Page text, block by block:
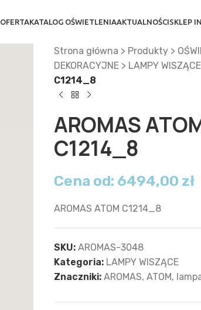
OFERTAKATALOG OŚWIETLENIAAKTUALNOŚCISKLEP
Strona główna > Produkty>
DEKORACYJNE> LAMPY WISZĄCE
C1214_8
AROMAS
C1214_8
Cena od: 6494,00 zł
AROMAS ATOM C1214_8
SKU: AROMAS-3048
Kategoria: LAMPY WISZĄCE
Znaczniki: AROMAS, ATOM,